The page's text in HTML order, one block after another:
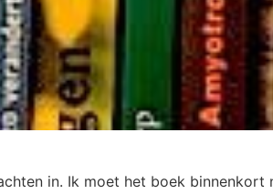
in. Ik moet het boek binnenkort